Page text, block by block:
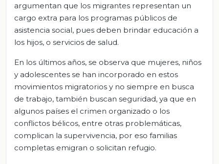
argumentan que los migrantes representan un
cargo extra para los programas públicos de
asistencia social, pues deben brindar educación a
los hijos, o servicios de salud.
En los últimos años, se observa que mujeres, niños
y adolescentes se han incorporado en estos
movimientos migratorios y no siempre en busca
de trabajo, también buscan seguridad, ya que en
algunos países el crimen organizado o los
conflictos bélicos, entre otras problemáticas,
complican la supervivencia, por eso familias
completas emigran o solicitan refugio.